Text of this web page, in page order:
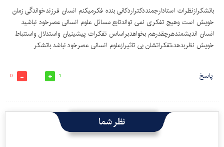
باتشکرازنظرات استادارجمنددکتراردکانی بنده فکرمیکنم انسان فرزندخواندگی زمان
خویش است وهیچ تفکری نمی تواندتابع مسائل علوم انسانی عصرخود نباشید
انسان اندیشمندهرچقدرهم بخواهدبراساس تفکرات پیشینیان واستدلال واستنباط
خویش نظربدهد،تفکراتشان بی تاثیرازعلوم انسانی عصرخود نباشد.باتشکر
پاسخ 1
0
نظر شما